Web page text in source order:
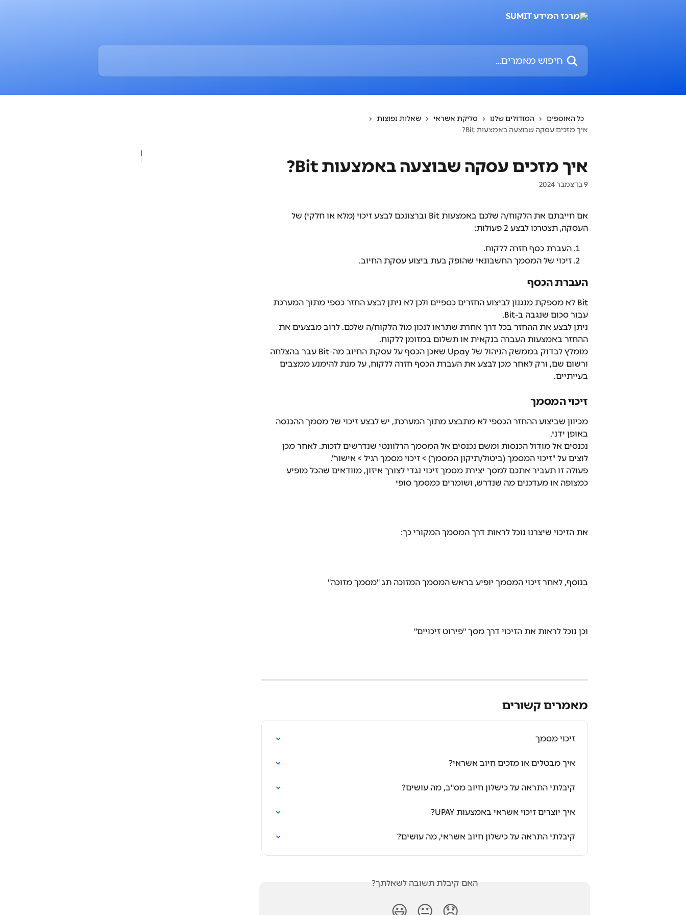
חיפוש מאמרים...
כל האוספים המודולים שלנו סליקת אשראי
שאלות נפוצות
איך מזכים עסקה שבוצעה באמצעות Bit?
איך מזכים עסקה שבוצעה באמצעות Bit?
9 בדצמבר 2024
אם חייבתם את הלקוח/ה שלכם באמצעות Bit וברצונכם לבצע זיכוי (מלא או חלקי) של
העסקה, תצטרכו לבצע 2 פעולות:
העברת כסף חזרה ללקוח.
זיכוי של המסמך החשבונאי שהופק בעת ביצוע עסקת החיוב.
העברת הכסף
Bit לא מספקת מנגנון לביצוע החזרים כספיים ולכן לא ניתן לבצע החזר כספי מתוך המערכת
עבור סכום שנגבה ב-Bit.
ניתן לבצע את ההחזר בכל דרך אחרת שתראו לנכון מול הלקוח/ה שלכם. לרוב מבצעים את
ההחזר באמצעות העברה בנקאית או תשלום במזומן ללקוח.
מומלץ לבדוק בממשק הניהול של Upay שאכן הכסף על עסקת החיוב מה-Bit עבר בהצלחה
ורשום שם, ורק לאחר מכן לבצע את העברת הכסף חזרה ללקוח, על מנת להימנע ממצבים
בעייתיים.
זיכוי המסמך
מכיוון שביצוע ההחזר הכספי לא מתבצע מתוך המערכת, יש לבצע זיכוי של מסמך ההכנסה
באופן ידני.
נכנסים אל מודול הכנסות ומשם נכנסים אל המסמך הרלוונטי שנדרשים לזכות. לאחר מכן
לוצים על "זיכוי המסמך (ביטול/תיקון המסמך) > זיכוי מסמך רגיל > אישור".
פעולה זו תעביר אתכם למסך יצירת מסמך זיכוי נגדי לצורך איזון, מוודאים שהכל מופיע
כמצופה או מעדכנים מה שנדרש, ושומרים כמסמך סופי
את הזיכוי שיצרנו נוכל לראות דרך המסמך המקורי כך:
בנוסף, לאחר זיכוי המסמך יופיע בראש המסמך המזוכה תג "מסמך מזוכה"
וכן נוכל לראות את הזיכוי דרך מסך "פירוט זיכויים"
מאמרים קשורים
זיכוי מסמך
איך מבטלים או מזכים חיוב אשראי?
קיבלתי התראה על כישלון חיוב מס"ב, מה עושים?
איך יוצרים זיכוי אשראי באמצעות UPAY?
קיבלתי התראה על כישלון חיוב אשראי, מה עושים?
האם קיבלת תשובה לשאלתך?